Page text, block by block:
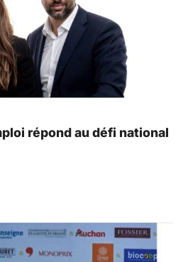
répond au défi national